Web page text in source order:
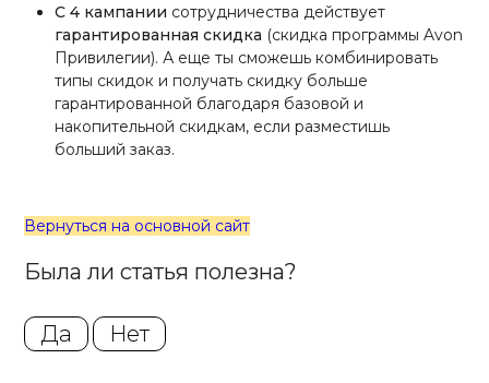
C 4 кампании сотрудничества действует
гарантированная скидка (скидка программы Avon
Привилегии). А еще ты сможешь комбинировать
типы скидок и получать скидку больше
гарантированной благодаря базовой и
накопительной скидкам, если разместишь
больший заказ.
Вернуться на основной сайт
Была ли статья полезна?
Да Нет